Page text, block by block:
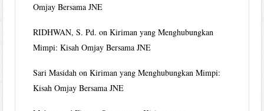
Omjay Bersama JNE
RIDHWAN, S. Pd. onKiriman yang Menghubungkan
Mimpi: Kisah Omjay Bersama JNE
Sari Masidah onKiriman yang Menghubungkan Mimpi:
Kisah Omjay Bersama JNE